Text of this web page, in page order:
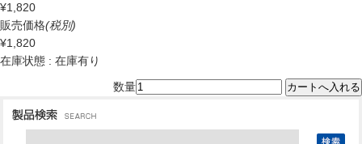
¥1,820
販売価格(税別)
¥1,820
在庫状態 : 在庫有り
数量